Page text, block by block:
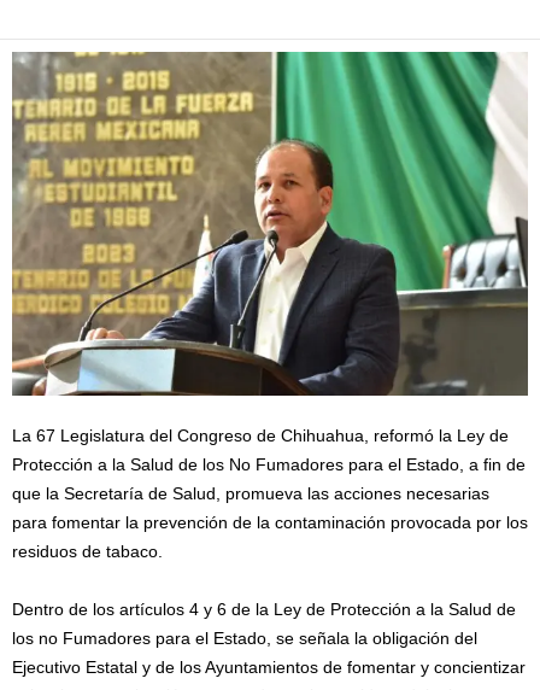
La 67 Legislatura del Congreso de Chihuahua, reformó la Ley de
Protección a la Salud de los No Fumadores para el Estado, a fin de
que la Secretaría de Salud, promueva las acciones necesarias
para fomentar la prevención de la contaminación provocada por los
residuos de tabaco.
Dentro de los artículos 4 y 6 de la Ley de Protección a la Salud de
los no Fumadores para el Estado, se señala la obligación del
Ejecutivo Estatal y de los Ayuntamientos de fomentar y concientizar